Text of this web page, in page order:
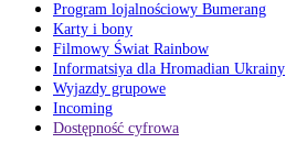
Program lojalnościowy Bumerang
Karty i bony
Filmowy Świat Rainbow
Informatsiya dla Hromadian Ukrainy
Wyjazdy grupowe
Incoming
Dostępność cyfrowa